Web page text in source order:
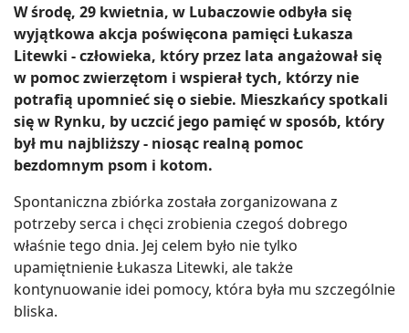
W środę, 29 kwietnia, w Lubaczowie odbyła się
wyjątkowa akcja poświęcona pamięci Łukasza
Litewki - człowieka, który przez lata angażował się
w pomoc zwierzętom i wspierał tych, którzy nie
potrafią upomnieć się o siebie. Mieszkańcy spotkali
się w Rynku, by uczcić jego pamięć w sposób, który
był mu najbliższy - niosąc realną pomoc
bezdomnym psom i kotom.
Spontaniczna zbiórka została zorganizowana z
potrzeby serca i chęci zrobienia czegoś dobrego
właśnie tego dnia. Jej celem było nie tylko
upamiętnienie Łukasza Litewki, ale także
kontynuowanie idei pomocy, która była mu szczególnie
bliska.